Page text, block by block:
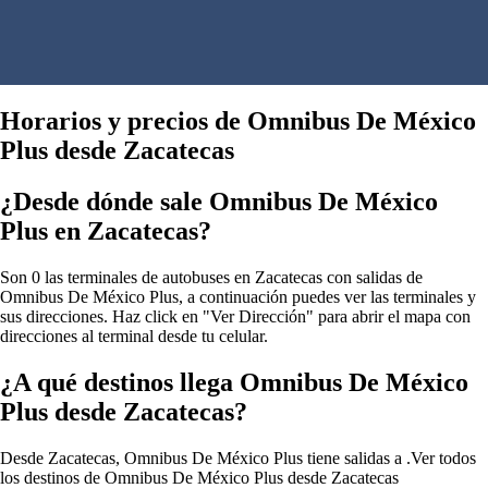
Horarios y precios de Omnibus De México
Plus desde Zacatecas
¿Desde dónde sale Omnibus De México
Plus en Zacatecas?
Son 0 las terminales de autobuses en Zacatecas con salidas de
Omnibus De México Plus, a continuación puedes ver las terminales y
sus direcciones. Haz click en "Ver Dirección" para abrir el mapa con
direcciones al terminal desde tu celular.
¿A qué destinos llega Omnibus De México
Plus desde Zacatecas?
Desde Zacatecas, Omnibus De México Plus tiene salidas a .Ver todos
los destinos de Omnibus De México Plus desde Zacatecas